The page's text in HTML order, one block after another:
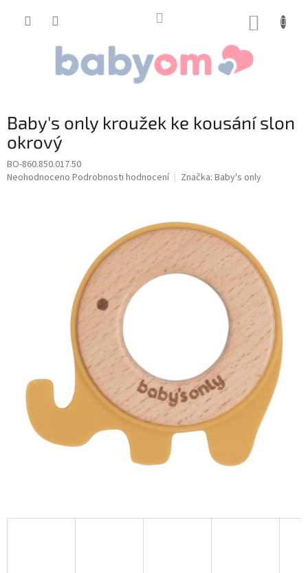
Baby's only kroužek ke kousání slon
okrový
BO-860.850.017.50
Průměrné
Neohodnoceno Podrobnosti hodnocení Značka: Baby's only